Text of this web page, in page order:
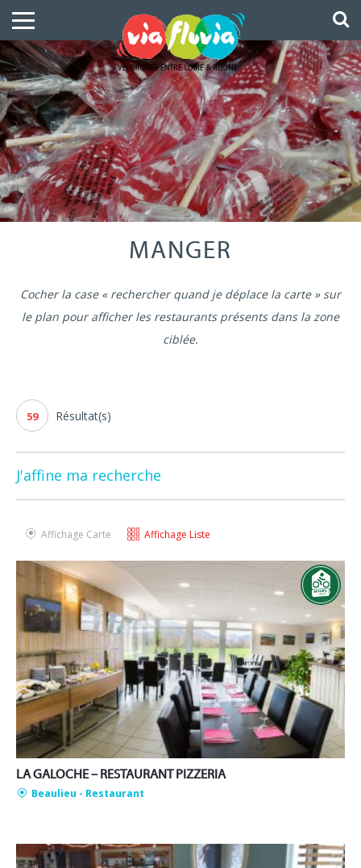
MANGER
Cocher la case « rechercher quand je déplace la carte » sur
le plan pour afficher les restaurants présents dans la zone
ciblée.
59 Résultat(s)
J'affine ma recherche
Affichage Carte Affichage Liste
LA GALOCHE – RESTAURANT PIZZERIA
Beaulieu - Restaurant